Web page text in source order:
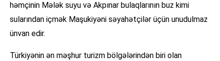
həmçinin Mələk suyu və Akpınar bulaqlarının buz kimi
sularından içmək Maşukiyəni səyahətçilər üçün unudulmaz
ünvan edir.
Türkiyənin ən məşhur turizm bölgələrindən biri olan